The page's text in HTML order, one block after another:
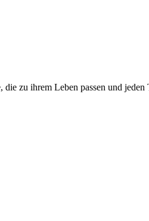
zu ihrem Leben passen und jeden